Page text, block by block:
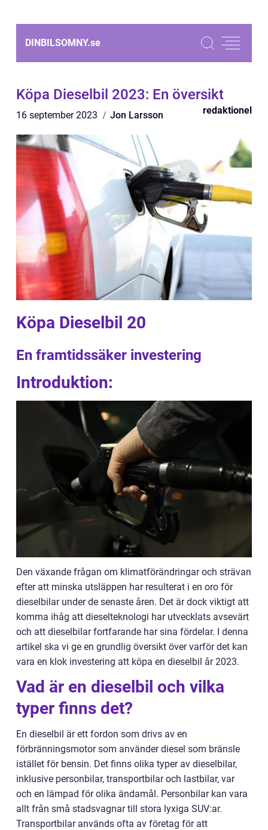
DINBILSOMNY.se
Köpa Dieselbil 2023: En översikt
16 september 2023 Jon Larsson redaktionel
Köpa Dieselbil 20
En framtidssäker investering
Introduktion:
Den växande frågan om klimatförändringar och strävan
efter att minska utsläppen har resulterat i en oro för
dieselbilar under de senaste åren. Det är dock viktigt att
komma ihåg att dieselteknologi har utvecklats avsevärt
och att dieselbilar fortfarande har sina fördelar. I denna
artikel ska vi ge en grundlig översikt över varför det kan
vara en klok investering att köpa en dieselbil år 2023.
Vad är en dieselbil och vilka
typer finns det?
En dieselbil är ett fordon som drivs av en
förbränningsmotor som använder diesel som bränsle
istället för bensin. Det finns olika typer av dieselbilar,
inklusive personbilar, transportbilar och lastbilar, var
och en lämpad för olika ändamål. Personbilar kan vara
allt från små stadsvagnar till stora lyxiga SUV:ar.
Transportbilar används ofta av företag för att